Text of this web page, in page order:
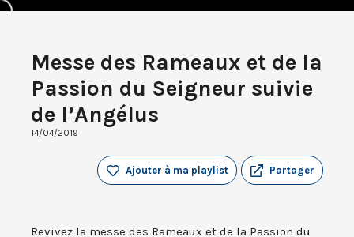
Messe des Rameaux et de la
Passion du Seigneur suivie
de l’Angélus
14/04/2019
Partager
Ajouter à ma playlist
Revivez la messe des Rameaux et de la Passion du